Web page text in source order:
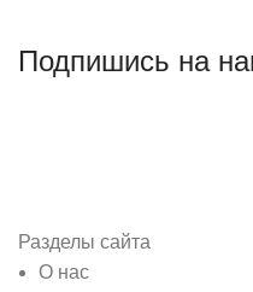
Подпишись на
Разделы сайта
О нас